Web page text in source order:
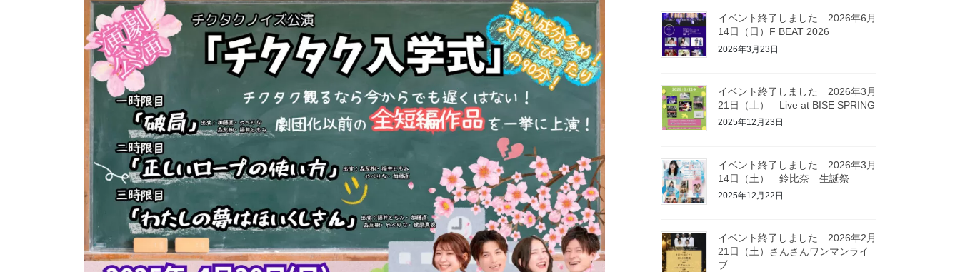
イベント終了しました 2026年6月
14日（日）F BEAT 2026
2026年3月23日
イベント終了しました 2026年3月
21日（土） Live at BISE SPRING
2025年12月23日
イベント終了しました 2026年3月
14日（土） 鈴比奈 生誕祭
2025年12月22日
イベント終了しました 2026年2月
21日（土）さんさんワンマンライ
ブ